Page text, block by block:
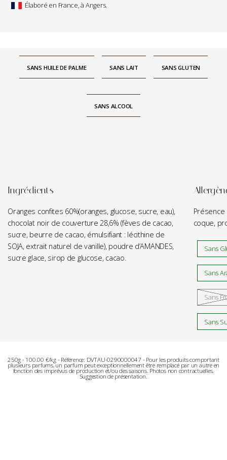
Élaboré en France, à Angers.
SANS HUILE DE PALME SANS LAIT SANS GLUTEN
SANS ALCOOL
Ingrédients
Oranges confites 60%(oranges, glucose, sucre, eau),
chocolat noir de couverture 28,6% (fèves de cacao,
sucre, beurre de cacao, émulsifiant : lécithine de
SOJA, extrait naturel de vanille), poudre d’AMANDES,
sucre glace, sirop de glucose, cacao.
coque,
Sans
Sans
Sans
Sans
250g - 100.00 €/kg - Référence: DVTAU-0290000047 - Pour les produits comportant
plusieurs parfums, un parfum peut exceptionnellement être remplacé par un autre en
fonction des imprévus de production et/ou des saisons. Photos non contractuelles.
Suggestion de présentation.